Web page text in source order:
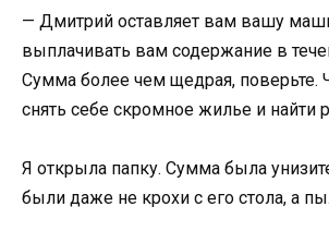
— Дмитрий оставляет вам вашу
выплачивать вам содержание в
Сумма более чем щедрая,
снять себе скромное жилье и найти
Я открыла папку. Сумма была
были даже не крохи с его стола, а